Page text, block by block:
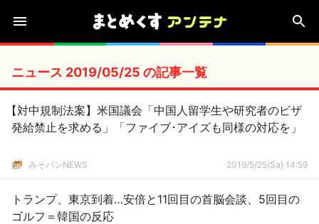
ニュース 2019/05/25 の記事一覧
【対中規制法案】米国議会「中国人留学生や研究者のビザ
発給禁止を求める」「ファイブ･アイズも同様の対応を」
みそパンNEWS 2019/5/25(Sa) 14:59
トランプ、東京到着…安倍と11回目の首脳会談、5回目の
ゴルフ＝韓国の反応